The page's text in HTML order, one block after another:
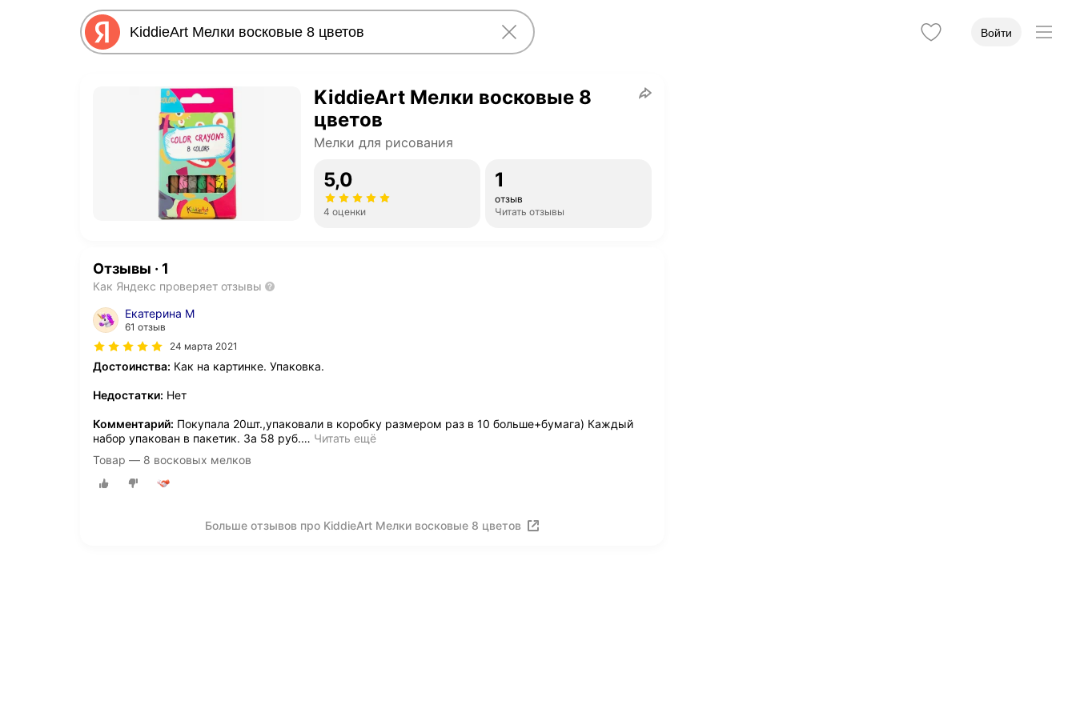
Войти
KiddieArt Мелки восковые 8
цветов
Мелки для рисования
5,0
4 оценки
1
отзыв
Читать отзывы
Отзывы · 1
Как Яндекс проверяет отзывы
Екатерина М
61 отзыв
24 марта 2021
Достоинства: Как на картинке. Упаковка.
Недостатки: Нет
Комментарий: Покупала 20шт.,упаковали в коробку размером раз в 10 больше+бумага) Каждый
набор упакован в пакетик. За 58 руб.… Читать ещё
Товар — 8 восковых мелков
Больше отзывов про KiddieArt Мелки восковые 8 цветов